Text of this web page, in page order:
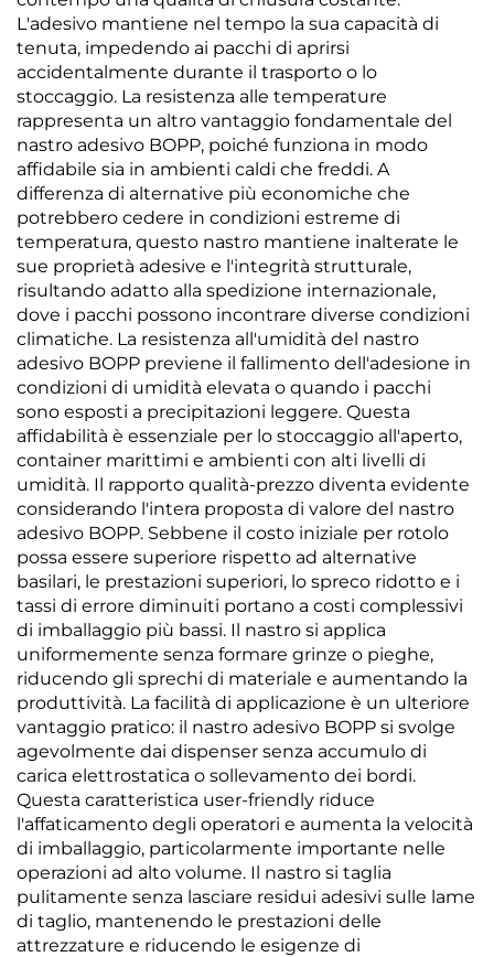
L'adesivo mantiene nel tempo la sua capacità di
tenuta, impedendo ai pacchi di aprirsi
accidentalmente durante il trasporto o lo
stoccaggio. La resistenza alle temperature
rappresenta un altro vantaggio fondamentale del
nastro adesivo BOPP, poiché funziona in modo
affidabile sia in ambienti caldi che freddi. A
differenza di alternative più economiche che
potrebbero cedere in condizioni estreme di
temperatura, questo nastro mantiene inalterate le
sue proprietà adesive e l'integrità strutturale,
risultando adatto alla spedizione internazionale,
dove i pacchi possono incontrare diverse condizioni
climatiche. La resistenza all'umidità del nastro
adesivo BOPP previene il fallimento dell'adesione in
condizioni di umidità elevata o quando i pacchi
sono esposti a precipitazioni leggere. Questa
affidabilità è essenziale per lo stoccaggio all'aperto,
container marittimi e ambienti con alti livelli di
umidità. Il rapporto qualità-prezzo diventa evidente
considerando l'intera proposta di valore del nastro
adesivo BOPP. Sebbene il costo iniziale per rotolo
possa essere superiore rispetto ad alternative
basilari, le prestazioni superiori, lo spreco ridotto e i
tassi di errore diminuiti portano a costi complessivi
di imballaggio più bassi. Il nastro si applica
uniformemente senza formare grinze o pieghe,
riducendo gli sprechi di materiale e aumentando la
produttività. La facilità di applicazione è un ulteriore
vantaggio pratico: il nastro adesivo BOPP si svolge
agevolmente dai dispenser senza accumulo di
carica elettrostatica o sollevamento dei bordi.
Questa caratteristica user-friendly riduce
l'affaticamento degli operatori e aumenta la velocità
di imballaggio, particolarmente importante nelle
operazioni ad alto volume. Il nastro si taglia
pulitamente senza lasciare residui adesivi sulle lame
di taglio, mantenendo le prestazioni delle
attrezzature e riducendo le esigenze di